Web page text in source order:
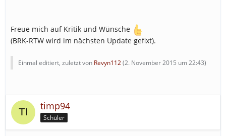
Freue mich auf Kritik und Wünsche
(BRK-RTW wird im nächsten Update gefixt).
Einmal editiert, zuletzt von Revyn112(2. November 2015 um 22:43)
timp94
Schüler